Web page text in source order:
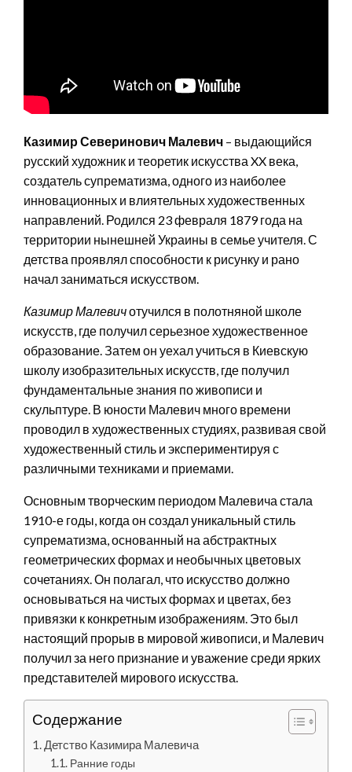
Казимир Северинович Малевич – выдающийся
русский художник и теоретик искусства XX века,
создатель супрематизма, одного из наиболее
инновационных и влиятельных художественных
направлений. Родился 23 февраля 1879 года на
территории нынешней Украины в семье учителя. С
детства проявлял способности к рисунку и рано
начал заниматься искусством.
Казимир Малевичотучился в полотняной школе
искусств, где получил серьезное художественное
образование. Затем он уехал учиться в Киевскую
школу изобразительных искусств, где получил
фундаментальные знания по живописи и
скульптуре. В юности Малевич много времени
проводил в художественных студиях, развивая свой
художественный стиль и экспериментируя с
различными техниками и приемами.
Основным творческим периодом Малевича стала
1910-е годы, когда он создал уникальный стиль
супрематизма, основанный на абстрактных
геометрических формах и необычных цветовых
сочетаниях. Он полагал, что искусство должно
основываться на чистых формах и цветах, без
привязки к конкретным изображениям. Это был
настоящий прорыв в мировой живописи, и Малевич
получил за него признание и уважение среди ярких
представителей мирового искусства.
Содержание
Детство Казимира Малевича
Ранние годы